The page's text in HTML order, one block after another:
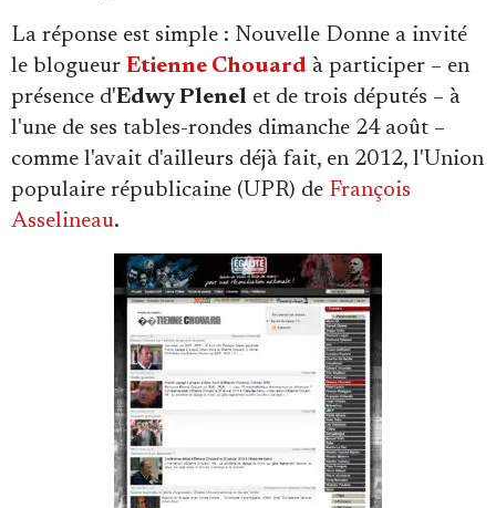
La réponse est simple : Nouvelle Donne a invité
le blogueur Etienne Chouard à participer – en
présence d'Edwy Plenel et de trois députés – à
l'une de ses tables-rondes dimanche 24 août –
comme l'avait d'ailleurs déjà fait, en 2012, l'Union
populaire républicaine (UPR) de François
Asselineau.